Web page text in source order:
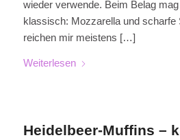
wieder verwende. Beim Belag
klassisch: Mozzarella und scharfe
reichen mir meistens […]
Weiterlesen
Heidelbeer-Muffins –